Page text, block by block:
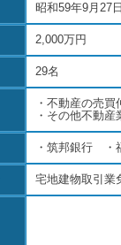
昭和59年9月27
2,000万円
29名
・不動産の売
・その他不動
・筑邦銀行 ・
宅地建物取引